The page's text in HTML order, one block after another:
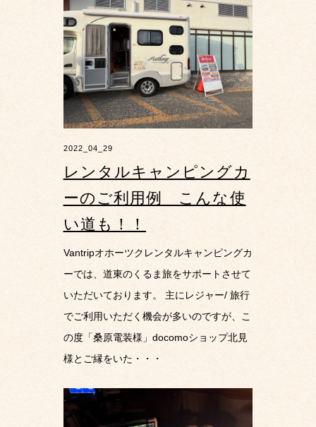
2022_04_29
レンタルキャンピングカ
ーのご利用例 こんな使
い道も！！
Vantripオホーツクレンタルキャンピングカ
ーでは、道東のくるま旅をサポートさせて
いただいております。 主にレジャー/ 旅行
でご利用いただく機会が多いのですが、こ
の度「桑原電装様」docomoショップ北見
様とご縁をいた・・・